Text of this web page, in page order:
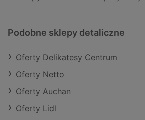
Podobne sklepy detaliczne
Oferty Delikatesy Centrum
Oferty Netto
Oferty Auchan
Oferty Lidl